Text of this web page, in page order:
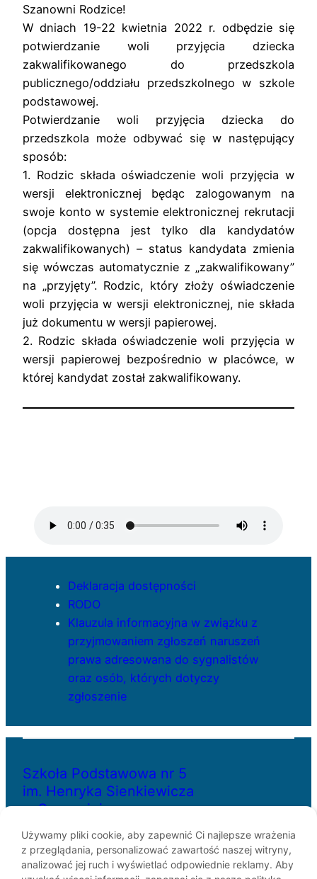
Szanowni Rodzice!
W dniach 19-22 kwietnia 2022 r. odbędzie się
potwierdzanie woli przyjęcia dziecka
zakwalifikowanego do przedszkola
publicznego/oddziału przedszkolnego w szkole
podstawowej.
Potwierdzanie woli przyjęcia dziecka do
przedszkola może odbywać się w następujący
sposób:
1. Rodzic składa oświadczenie woli przyjęcia w
wersji elektronicznej będąc zalogowanym na
swoje konto w systemie elektronicznej rekrutacji
(opcja dostępna jest tylko dla kandydatów
zakwalifikowanych) – status kandydata zmienia
się wówczas automatycznie z „zakwalifikowany”
na „przyjęty”. Rodzic, który złoży oświadczenie
woli przyjęcia w wersji elektronicznej, nie składa
już dokumentu w wersji papierowej.
2. Rodzic składa oświadczenie woli przyjęcia w
wersji papierowej bezpośrednio w placówce, w
której kandydat został zakwalifikowany.
Deklaracja dostępności
RODO
Klauzula informacyjna w związku z
przyjmowaniem zgłoszeń naruszeń
prawa adresowana do sygnalistów
oraz osób, których dotyczy
zgłoszenie
Szkoła Podstawowa nr 5
im. Henryka Sienkiewicza
w Szczecinie
ul. Bł. Królowej Jadwigi 29
70-262 Szczecin
Używamy pliki cookie, aby zapewnić Ci najlepsze wrażenia
z przeglądania, personalizować zawartość naszej witryny,
analizować jej ruch i wyświetlać odpowiednie reklamy. Aby